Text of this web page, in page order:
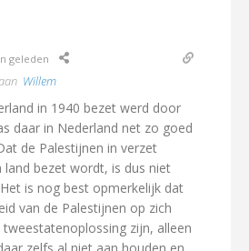
geleden
Willem
in 1940 bezet werd door
daar in Nederland net zo goed
de Palestijnen in verzet
land bezet wordt, is dus niet
is nog best opmerkelijk dat
van de Palestijnen op zich
zijn, alleen